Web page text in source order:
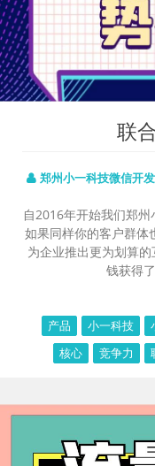
联
郑州小一科技微信开
自2016年开始我们郑州
如果同样你的客户群体
为企业推出更为划算
钱获得
产品 小一科技
核心
竞争力